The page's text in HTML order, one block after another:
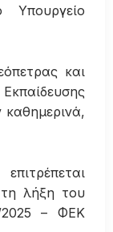
Υπουργείο
και
καθημερινά,
τη λήξη του
2025 – ΦΕΚ